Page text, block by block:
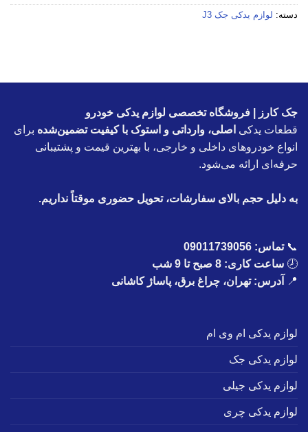
دسته: لوازم یدکی جک J3
جک کارز | فروشگاه تخصصی لوازم یدکی خودرو
قطعات یدکی اصلی، وارداتی و استوک با کیفیت تضمین‌شده برای
انواع خودروهای داخلی و خارجی، با بهترین قیمت و پشتیبانی
حرفه‌ای ارائه می‌شود.
به دلیل حجم بالای سفارشات، تحویل حضوری موقتاً نداریم.
📞تماس: 09011739056
🕗 ساعت کاری: 8 صبح تا 9 شب
📍
آدرس: تهران، چراغ برق، پاساژ کاشانی
لوازم یدکی ام وی ام
لوازم یدکی جک
لوازم یدکی جیلی
لوازم یدکی چری